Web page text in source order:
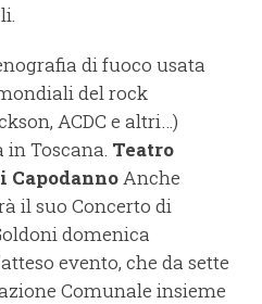
di fuoco usata
del rock
ACDC e altri…)
Toscana. Teatro
CapodannoAnche
il suo Concerto di
domenica
evento, che da sette
Comunale insieme